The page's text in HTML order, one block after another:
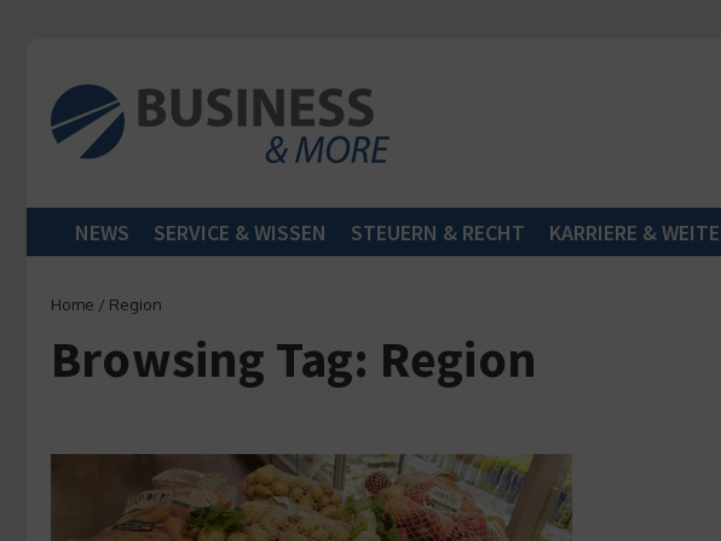
NEWS SERVICE & WISSEN STEUERN & RECHT KARRIERE &
Home / Region
Browsing Tag: Region